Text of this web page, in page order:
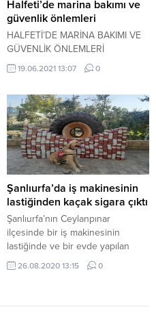
mevcut yollar genişletiliyor. Bu...
Halfeti’de marina bakımı ve
güvenlik önlemleri
HALFETİ’DE MARİNA BAKIMI VE
GÜVENLİK ÖNLEMLERİ
19.06.2021 13:07 0
Şanlıurfa’da iş makinesinin
lastiğinden kaçak sigara çıktı
Şanlıurfa’nın Ceylanpınar
ilçesinde bir iş makinesinin
lastiğinde ve bir evde yapılan
aramada 11 bin 800 paket gümrük
kaçağı sigara ele geçirildi.
26.08.2020 13:15 0